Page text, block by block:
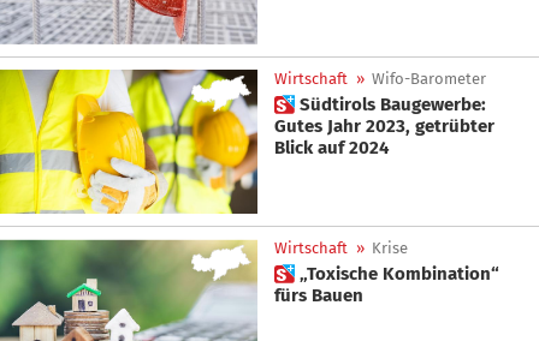
Wirtschaft » Wifo-Barometer
 Südtirols Baugewerbe:
Gutes Jahr 2023, getrübter
Blick auf 2024
Wirtschaft » Krise
 „Toxische Kombination“
fürs Bauen